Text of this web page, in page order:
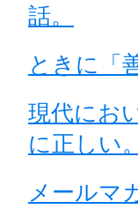
話。
ときに「
現代にお
に正しい。
メールマ